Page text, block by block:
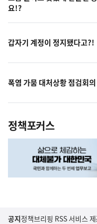
요!?
갑자기 계정이 정지됐다고?!
폭염 가뭄 대처상황 점검회의
정책포커스
공지정책브리핑 RSS 서비스